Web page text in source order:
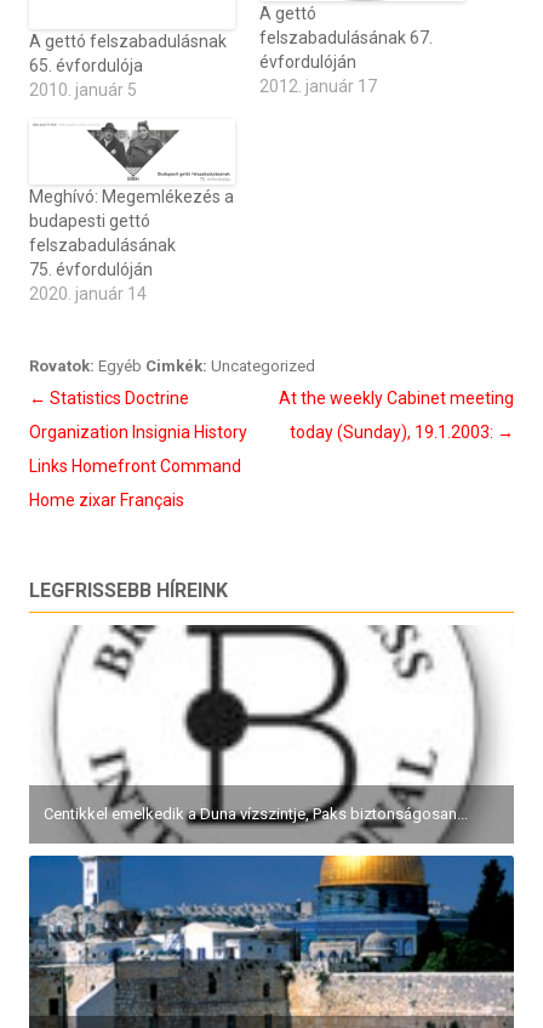
A gettó felszabadulásnak
65. évfordulója
2010. január 5
A gettó
felszabadulásának 67.
évfordulóján
2012. január 17
Meghívó: Megemlékezés a
budapesti gettó
felszabadulásának
75. évfordulóján
2020. január 14
Rovatok: Egyéb Cimkék: Uncategorized
Bejegyzés
navigáció
← Statistics Doctrine
Organization Insignia History
Links Homefront Command
Home zixar Français
At the weekly Cabinet meeting
today (Sunday), 19.1.2003: →
LEGFRISSEBB HÍREINK
Centikkel emelkedik a Duna vízszintje, Paks biztonságosan...